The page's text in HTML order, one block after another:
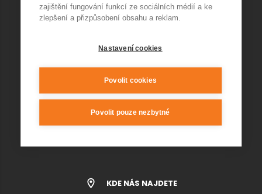
+420 541 420 240
Wellness Kuřim s.r.o.
KONTAKT RESTAURACE
KDE NÁS NAJDETE
zajištění fungování funkcí ze sociálních médií a ke
zlepšení a přizpůsobení obsahu a reklam.
Nastavení cookies
Povolit cookies
Povolit pouze nezbytné